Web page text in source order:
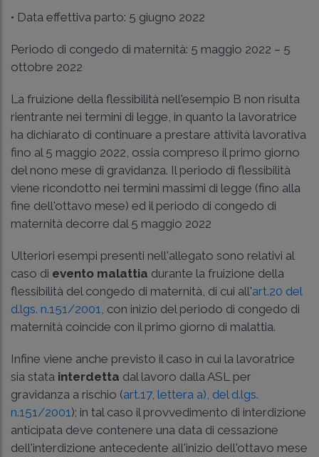
• Data effettiva parto: 5 giugno 2022
Periodo di congedo di maternità: 5 maggio 2022 – 5
ottobre 2022
La fruizione della flessibilità nell'esempio B non risulta
rientrante nei termini di legge, in quanto la lavoratrice
ha dichiarato di continuare a prestare attività lavorativa
fino al 5 maggio 2022, ossia compreso il primo giorno
del nono mese di gravidanza. Il periodo di flessibilità
viene ricondotto nei termini massimi di legge (fino alla
fine dell'ottavo mese) ed il periodo di congedo di
maternità decorre dal 5 maggio 2022
Ulteriori esempi presenti nell'allegato sono relativi al
caso di evento malattia durante la fruizione della
flessibilità del congedo di maternità, di cui all'art.20 del
d.lgs. n.151/2001, con inizio del periodo di congedo di
maternità coincide con il primo giorno di malattia.
Infine viene anche previsto il caso in cui la lavoratrice
sia stata interdetta dal lavoro dalla ASL per
gravidanza a rischio (art.17, lettera a), del d.lgs.
n.151/2001); in tal caso il provvedimento di interdizione
anticipata deve contenere una data di cessazione
dell'interdizione antecedente all'inizio dell'ottavo mese